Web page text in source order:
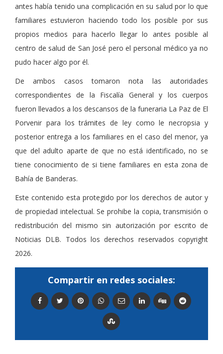
antes había tenido una complicación en su salud por lo que
familiares estuvieron haciendo todo los posible por sus
propios medios para hacerlo llegar lo antes posible al
centro de salud de San José pero el personal médico ya no
pudo hacer algo por él.
De ambos casos tomaron nota las autoridades
correspondientes de la Fiscalía General y los cuerpos
fueron llevados a los descansos de la funeraria La Paz de El
Porvenir para los trámites de ley como le necropsia y
posterior entrega a los familiares en el caso del menor, ya
que del adulto aparte de que no está identificado, no se
tiene conocimiento de si tiene familiares en esta zona de
Bahía de Banderas.
Este contenido esta protegido por los derechos de autor y
de propiedad intelectual. Se prohibe la copia, transmisión o
redistribución del mismo sin autorización por escrito de
Noticias DLB. Todos los derechos reservados copyright
2026.
Compartir en redes sociales: